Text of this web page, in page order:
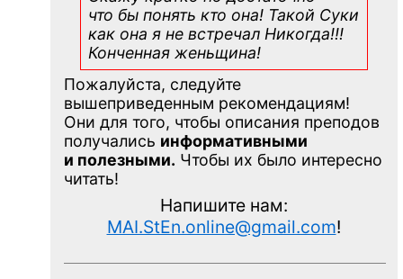
что бы понять кто она! Такой Суки
как она я не встречал Никогда!!!
Конченная женьщина!
Пожалуйста, следуйте
вышеприведенным рекомендациям!
Они для того, чтобы описания преподов
получались информативными
и полезными. Чтобы их было интересно
читать!
Напишите нам:
MAI.StEn.online@gmail.com!